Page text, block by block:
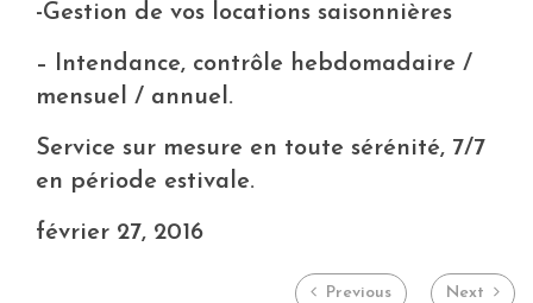
-Gestion de vos locations saisonnières
– Intendance, contrôle hebdomadaire /
mensuel / annuel.
Service sur mesure en toute sérénité, 7/7
en période estivale.
février 27, 2016
Previous Next